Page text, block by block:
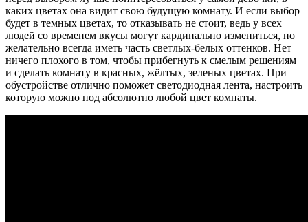
каких цветах она видит свою будущую комнату. И если выбор
будет в темных цветах, то отказывать не стоит, ведь у всех
людей со временем вкусы могут кардинально измениться, но
желательно всегда иметь часть светлых-белых оттенков. Нет
ничего плохого в том, чтобы прибегнуть к смелым решениям
и сделать комнату в красных, жёлтых, зеленых цветах. При
обустройстве отлично поможет светодиодная лента, настроить
которую можно под абсолютно любой цвет комнаты.